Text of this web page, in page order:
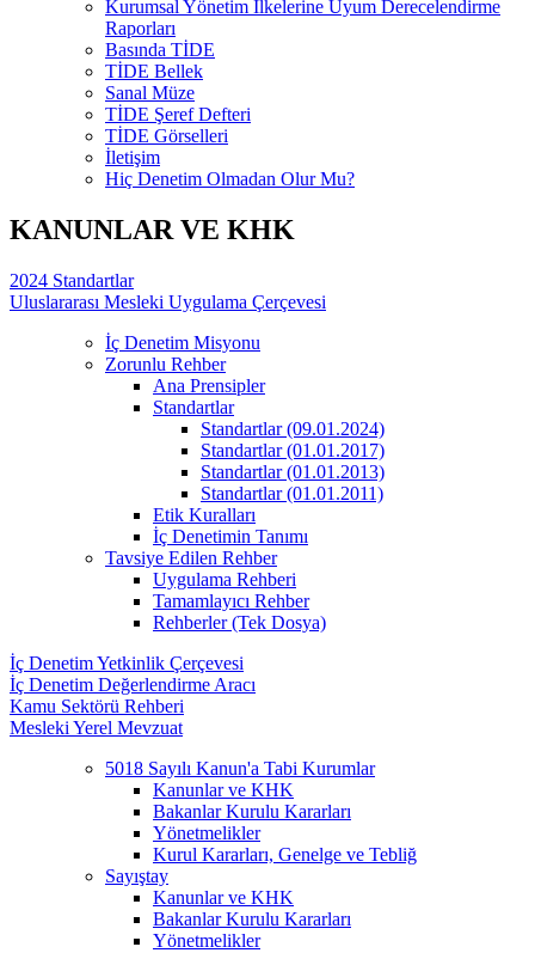
Kurumsal Yönetim İlkelerine Uyum Derecelendirme
Raporları
Basında TİDE
TİDE Bellek
Sanal Müze
TİDE Şeref Defteri
TİDE Görselleri
İletişim
Hiç Denetim Olmadan Olur Mu?
KANUNLAR VE KHK
2024 Standartlar
Uluslararası Mesleki Uygulama Çerçevesi
İç Denetim Misyonu
Zorunlu Rehber
Ana Prensipler
Standartlar
Standartlar (09.01.2024)
Standartlar (01.01.2017)
Standartlar (01.01.2013)
Standartlar (01.01.2011)
Etik Kuralları
İç Denetimin Tanımı
Tavsiye Edilen Rehber
Uygulama Rehberi
Tamamlayıcı Rehber
Rehberler (Tek Dosya)
İç Denetim Yetkinlik Çerçevesi
İç Denetim Değerlendirme Aracı
Kamu Sektörü Rehberi
Mesleki Yerel Mevzuat
5018 Sayılı Kanun'a Tabi Kurumlar
Kanunlar ve KHK
Bakanlar Kurulu Kararları
Yönetmelikler
Kurul Kararları, Genelge ve Tebliğ
Sayıştay
Kanunlar ve KHK
Bakanlar Kurulu Kararları
Yönetmelikler